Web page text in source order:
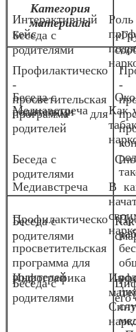
Интерактивный
кейс
Медиавстреча
Как
Медиавстреча
В
Инфографика
Беседа с
родителями
Беседа с
родителями
Беседа с
родителями
Беседа с
родителями
Беседа с
родителями
его
Категория
материала
Профилактическо
-
просветительская
программа для
родителей
-
Профилактическо
-
просветительская
программа для
родителей